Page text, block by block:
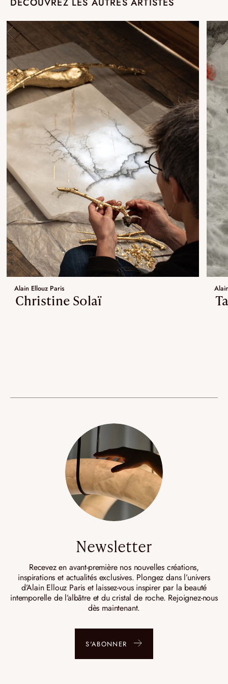
DÉCOUVREZ LES AUTRES ARTISTES
Alain Ellouz Paris
Christine Solaï
Newsletter
Recevez en avant-première nos nouvelles créations,
inspirations et actualités exclusives. Plongez dans l’univers
d’Alain Ellouz Paris et laissez-vous inspirer par la beauté
intemporelle de l’albâtre et du cristal de roche. Rejoignez-nous
dès maintenant.
S'ABONNER